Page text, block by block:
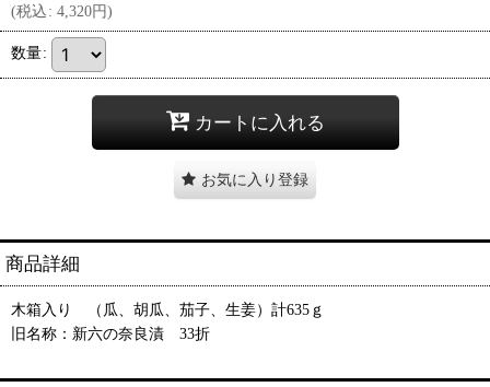
(税込: 4,320円)
数量:
カートに入れる
お気に入り登録
商品詳細
木箱入り （瓜、胡瓜、茄子、生姜）計635ｇ
旧名称：新六の奈良漬 33折